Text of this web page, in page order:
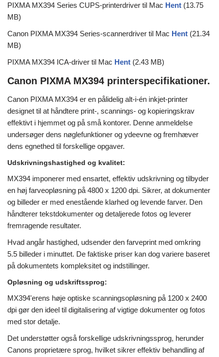
PIXMA MX394 Series CUPS-printerdriver til Mac Hent (13.75
MB)
Canon PIXMA MX394 Series-scannerdriver til Mac Hent (21.34
MB)
PIXMA MX394 ICA-driver til Mac Hent (2.43 MB)
Canon PIXMA MX394 printerspecifikationer.
Canon PIXMA MX394 er en pålidelig alt-i-én inkjet-printer
designet til at håndtere print-, scannings- og kopieringskrav
effektivt i hjemmet og på små kontorer. Denne anmeldelse
undersøger dens nøglefunktioner og ydeevne og fremhæver
dens egnethed til forskellige opgaver.
Udskrivningshastighed og kvalitet:
MX394 imponerer med ensartet, effektiv udskrivning og tilbyder
en høj farveopløsning på 4800 x 1200 dpi. Sikrer, at dokumenter
og billeder er med enestående klarhed og levende farver. Den
håndterer tekstdokumenter og detaljerede fotos og leverer
fremragende resultater.
Hvad angår hastighed, udsender den farveprint med omkring
5.5 billeder i minuttet. De faktiske priser kan dog variere baseret
på dokumentets kompleksitet og indstillinger.
Opløsning og udskriftssprog:
MX394'erens høje optiske scanningsopløsning på 1200 x 2400
dpi gør den ideel til digitalisering af vigtige dokumenter og fotos
med stor detalje.
Det understøtter også forskellige udskrivningssprog, herunder
Canons proprietære sprog, hvilket sikrer effektiv behandling af